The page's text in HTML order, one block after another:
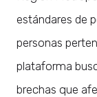
estándares de
personas
plataforma
brechas que